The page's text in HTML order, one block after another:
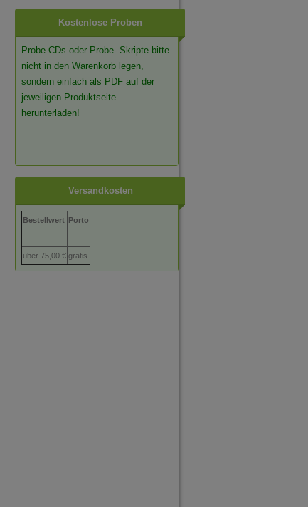
Kostenlose Proben
Probe-CDs oder Probe- Skripte bitte
nicht in den Warenkorb legen,
sondern einfach als PDF auf der
jeweiligen Produktseite
herunterladen!
Versandkosten
Bestellwert Porto
über 75,00 € gratis